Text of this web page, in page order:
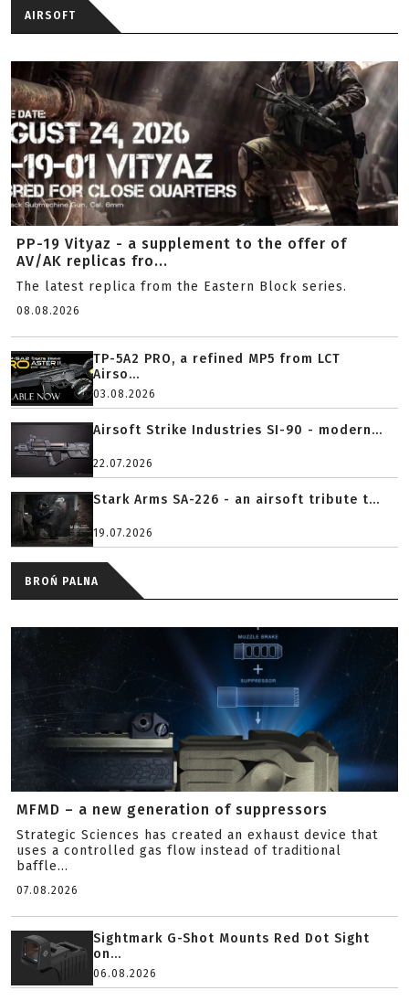
AIRSOFT
PP-19 Vityaz - a supplement to the offer of
AV/AK replicas fro...
The latest replica from the Eastern Block series.
08.08.2026
TP-5A2 PRO, a refined MP5 from LCT
Airso...
03.08.2026
Airsoft Strike Industries SI-90 - modern...
22.07.2026
Stark Arms SA-226 - an airsoft tribute t...
19.07.2026
BROŃ PALNA
MFMD – a new generation of suppressors
Strategic Sciences has created an exhaust device that
uses a controlled gas flow instead of traditional
baffle...
07.08.2026
Sightmark G-Shot Mounts Red Dot Sight
on...
06.08.2026